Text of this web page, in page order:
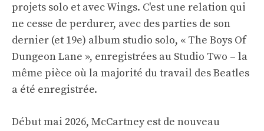
projets solo et avec Wings. C'est une relation qui
ne cesse de perdurer, avec des parties de son
dernier (et 19e) album studio solo, « The Boys Of
Dungeon Lane », enregistrées au Studio Two – la
même pièce où la majorité du travail des Beatles
a été enregistrée.
Début mai 2026, McCartney est de nouveau